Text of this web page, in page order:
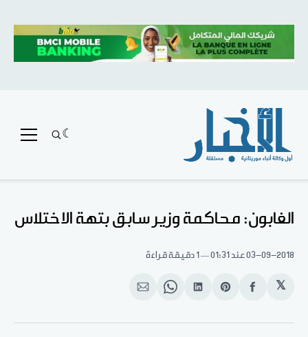
الغابون: محاكمة وزير سابق بتهة الاختلاس
03-09-2018عند 01:31 1 دقيقة قراءة
𝕏
انشر
الفيسبوك
Share
Pinterest
انشر
لينكد
Share
WhatsApp
انشر
الإيميل